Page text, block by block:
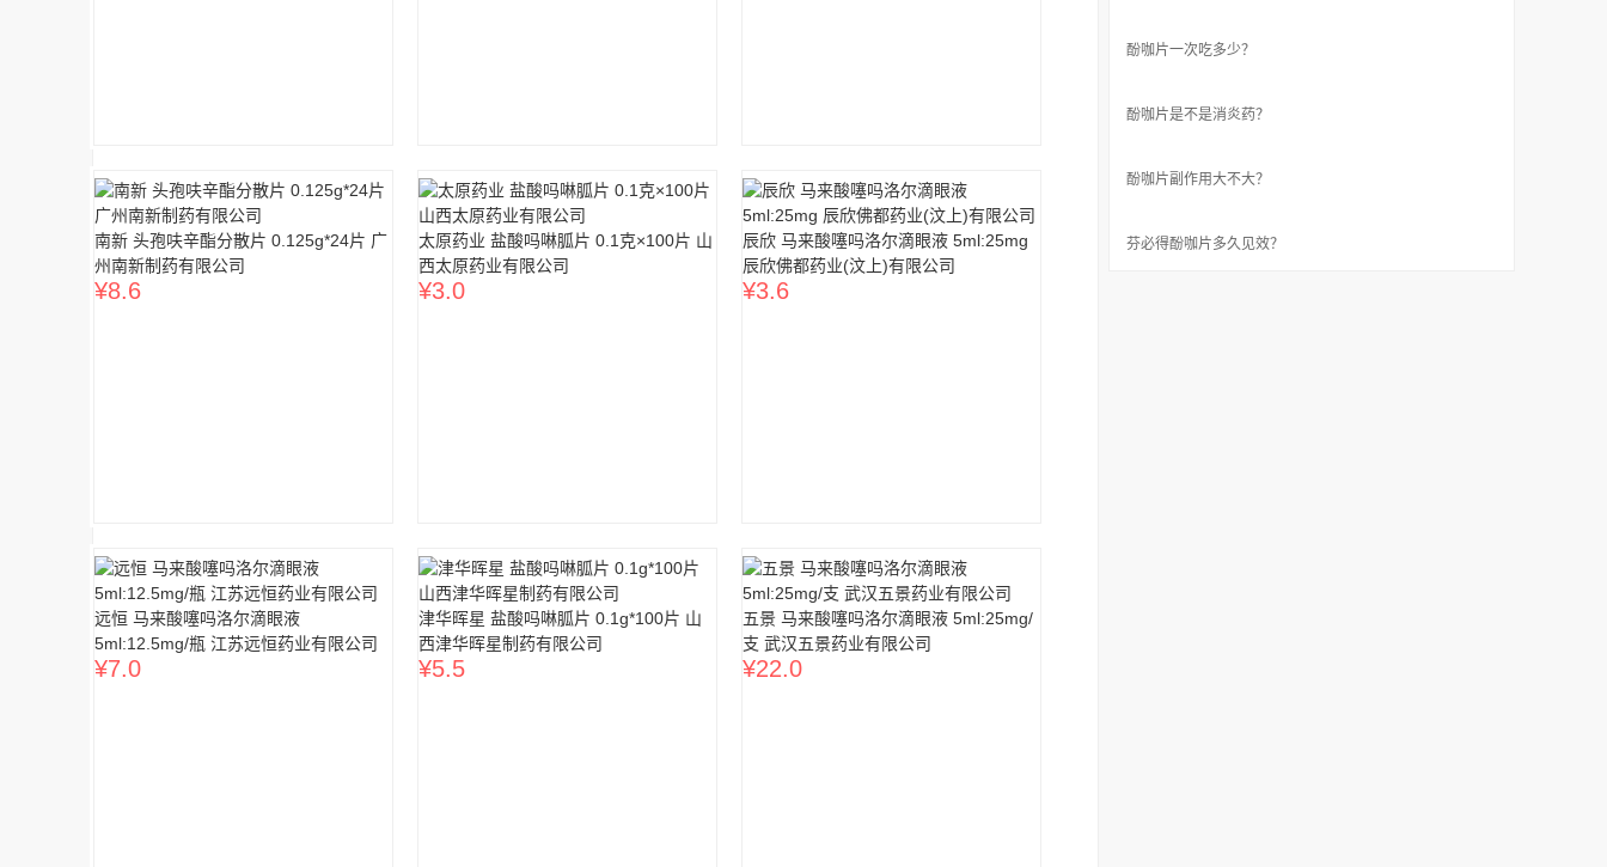
南新 头孢呋辛酯分散片 0.125g*24片 广
州南新制药有限公司
¥8.6
太原药业 盐酸吗啉胍片 0.1克×100片 山
西太原药业有限公司
¥3.0
辰欣 马来酸噻吗洛尔滴眼液 5ml:25mg
辰欣佛都药业(汶上)有限公司
¥3.6
远恒 马来酸噻吗洛尔滴眼液
5ml:12.5mg/瓶 江苏远恒药业有限公司
¥7.0
津华晖星 盐酸吗啉胍片 0.1g*100片 山
西津华晖星制药有限公司
¥5.5
五景 马来酸噻吗洛尔滴眼液 5ml:25mg/
支 武汉五景药业有限公司
¥22.0
酚咖片一次吃多少？
酚咖片是不是消炎药？
酚咖片副作用大不大？
芬必得酚咖片多久见效？